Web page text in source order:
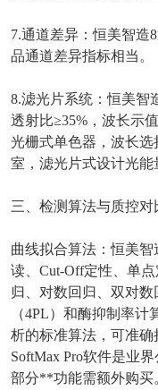
7.通道差异：恒美智造8
品通道差异指标相当。
8.滤光片系统：恒美智
透射比≥35% ，波长示
光栅式单色器，波长
室，滤光片式设计光能
三、检测算法与质控对
曲线拟合算法：恒美智
读、 Cut-Off定性、单
归、对数回归、双对数
（4PL）和酶抑制率计
析的标准算法，可准确
SoftMax Pro软件是业界
部分**功能需额外购买